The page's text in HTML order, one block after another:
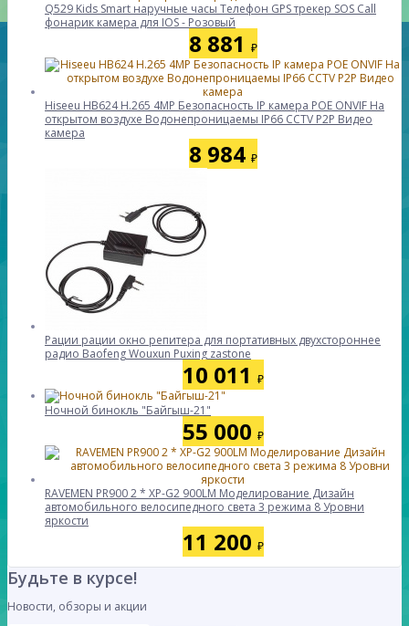
Q529 Kids Smart наручные часы Телефон GPS трекер SOS Call
фонарик камера для IOS - Розовый
8 881 ₽
Hiseeu HB624 H.265 4MP Безопасность IP камера POE ONVIF На
открытом воздухе Водонепроницаемы IP66 CCTV P2P Видео
камера
8 984 ₽
Рации рации окно репитера для портативных двухстороннее
радио Baofeng Wouxun Puxing zastone
10 011 ₽
Ночной бинокль "Байгыш-21"
55 000 ₽
RAVEMEN PR900 2 * XP-G2 900LM Моделирование Дизайн
автомобильного велосипедного света 3 режима 8 Уровни
яркости
11 200 ₽
Будьте в курсе!
Новости, обзоры и акции